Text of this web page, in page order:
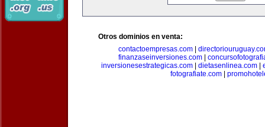
Otros dominios en venta:
contactoempresas.com
finanzaseinversiones.com
inversionesestrategicas.com| dietasenlinea.com|
fotografiate.com|